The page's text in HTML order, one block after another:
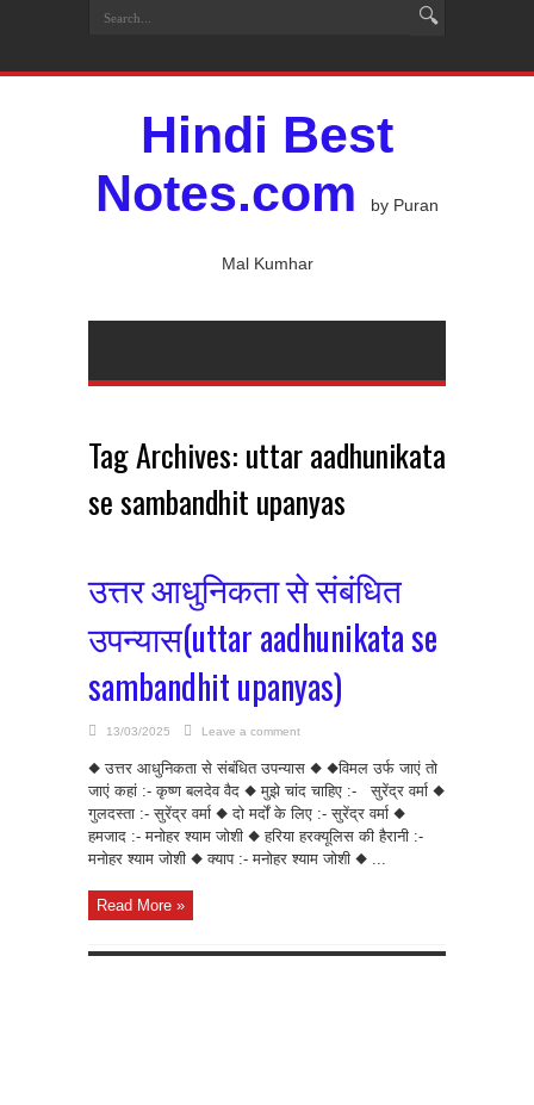
Hindi Best
Notes.com
by Puran
Mal Kumhar
Tag Archives: uttar aadhunikata
se sambandhit upanyas
उत्तर आधुनिकता से संबंधित
उपन्यास(uttar aadhunikata se
sambandhit upanyas)
13/03/2025 Leave a comment
◆ उत्तर आधुनिकता से संबंधित उपन्यास ◆ ◆विमल उर्फ जाएं तो
जाएं कहां :- कृष्ण बलदेव वैद ◆ मुझे चांद चाहिए :- सुरेंद्र वर्मा ◆
गुलदस्ता :- सुरेंद्र वर्मा ◆ दो मर्दों के लिए :- सुरेंद्र वर्मा ◆
हमजाद :- मनोहर श्याम जोशी ◆ हरिया हरक्यूलिस की हैरानी :-
मनोहर श्याम जोशी ◆ क्याप :- मनोहर श्याम जोशी ◆ ...
Read More »